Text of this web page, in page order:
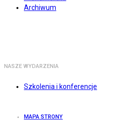
Archiwum
NASZE WYDARZENIA
Szkolenia i konferencje
MAPA STRONY